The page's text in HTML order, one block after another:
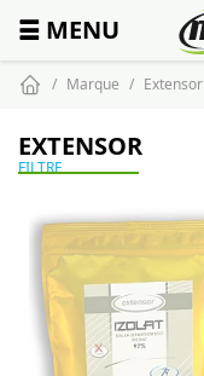
☰ MENU
Marque Extensor
EXTENSOR
FILTRE